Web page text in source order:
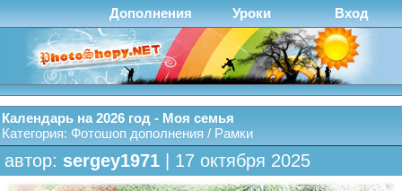
Дополнения Уроки Вход
Календарь на 2026 год - Моя семья
Категория: Фотошоп дополнения / Рамки
автор: sergey1971 | 17 октября 2025